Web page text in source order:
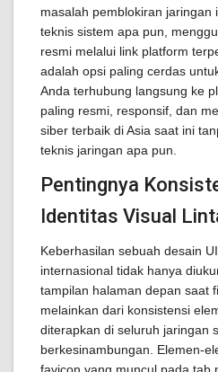
masalah pemblokiran jaringan
teknis sistem apa pun,
resmi melalui link platform
adalah opsi paling cerdas
Anda terhubung langsung ke
paling resmi, responsif, dan
siber terbaik di Asia saat ini
teknis jaringan apa pun.
Pentingnya
Identitas Visual
Keberhasilan sebuah desain
internasional tidak hanya
tampilan halaman depan saat
melainkan dari konsistensi
diterapkan di seluruh jaringan
berkesinambungan. Elemen-